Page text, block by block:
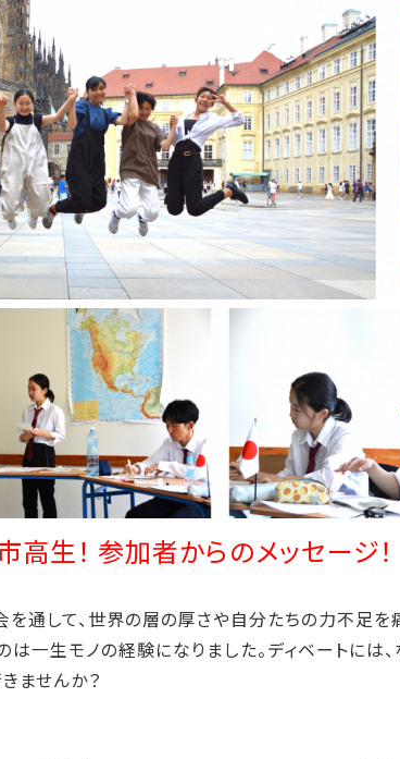
高生！ 参加者からのメッセージ！
通して、世界の層の厚さや自分たちの力不足を
一生モノの経験になりました。ディベートに
ませんか？